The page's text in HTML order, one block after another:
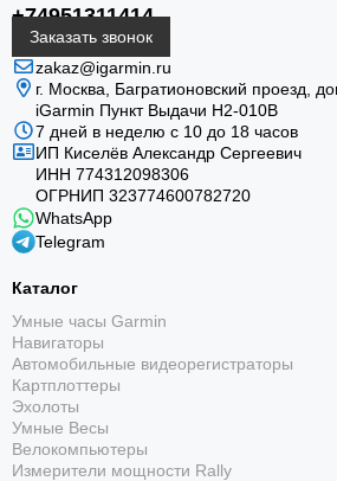
+74951311414
Заказать звонок
zakaz@igarmin.ru
г. Москва, Багратионовский проезд,
iGarmin Пункт Выдачи Н2-010В
7 дней в неделю с 10 до 18 часов
ИП Киселёв Александр Сергеевич
ИНН 774312098306
ОГРНИП 323774600782720
WhatsApp
Telegram
Каталог
Умные часы Garmin
Навигаторы
Автомобильные видеорегистраторы
Картплоттеры
Эхолоты
Умные Весы
Велокомпьютеры
Измерители мощности Rally